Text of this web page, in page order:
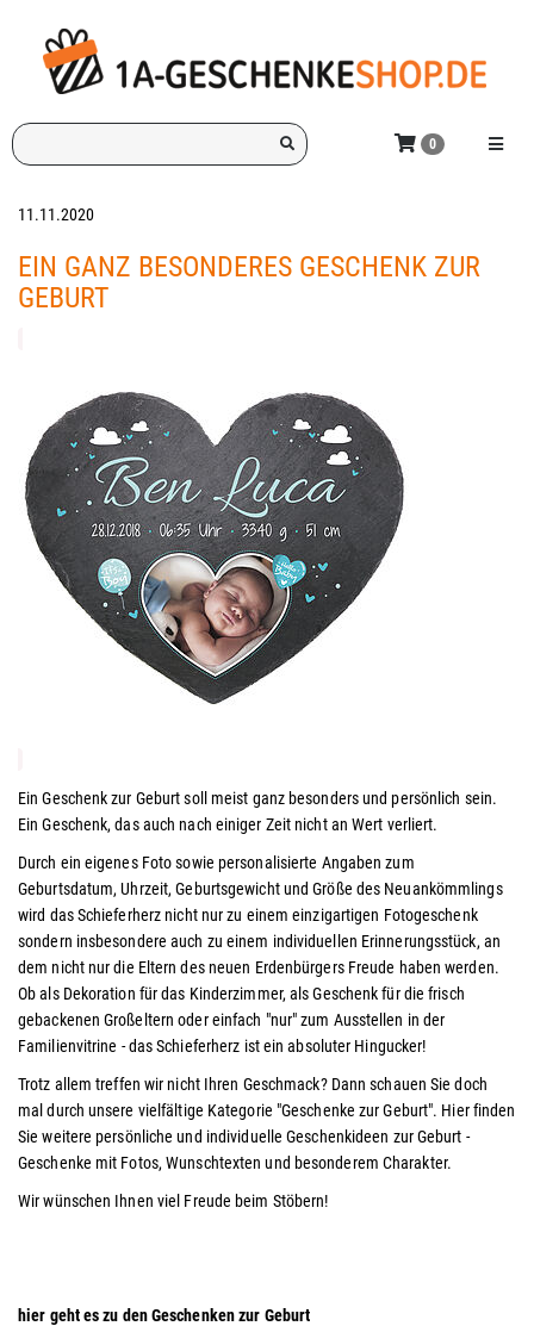
Hauptinhalt
springen
Ich
suche
Geschenk
Menü
0
11.11.2020
EIN GANZ BESONDERES GESCHENK ZUR
GEBURT
Ein Geschenk zur Geburt soll meist ganz besonders und persönlich sein.
Ein Geschenk, das auch nach einiger Zeit nicht an Wert verliert.
Durch ein eigenes Foto sowie personalisierte Angaben zum
Geburtsdatum, Uhrzeit, Geburtsgewicht und Größe des Neuankömmlings
wird das Schieferherz nicht nur zu einem einzigartigen Fotogeschenk
sondern insbesondere auch zu einem individuellen Erinnerungsstück, an
dem nicht nur die Eltern des neuen Erdenbürgers Freude haben werden.
Ob als Dekoration für das Kinderzimmer, als Geschenk für die frisch
gebackenen Großeltern oder einfach "nur" zum Ausstellen in der
Familienvitrine - das Schieferherz ist ein absoluter Hingucker!
Trotz allem treffen wir nicht Ihren Geschmack? Dann schauen Sie doch
mal durch unsere vielfältige Kategorie "Geschenke zur Geburt". Hier finden
Sie weitere persönliche und individuelle Geschenkideen zur Geburt -
Geschenke mit Fotos, Wunschtexten und besonderem Charakter.
Wir wünschen Ihnen viel Freude beim Stöbern!
hier geht es zu den Geschenken zur Geburt